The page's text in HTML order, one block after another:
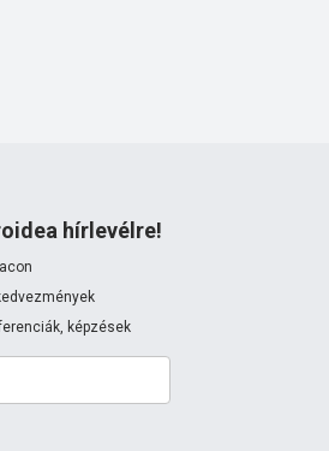
hírlevélre!
képzések